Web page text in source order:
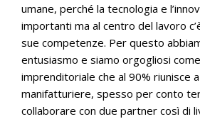
umane, perché la tecnologia e
importanti ma al centro del lavoro
sue competenze. Per questo
entusiasmo e siamo orgogliosi
imprenditoriale che al 90% riunisce
manifatturiere, spesso per conto
collaborare con due partner così di